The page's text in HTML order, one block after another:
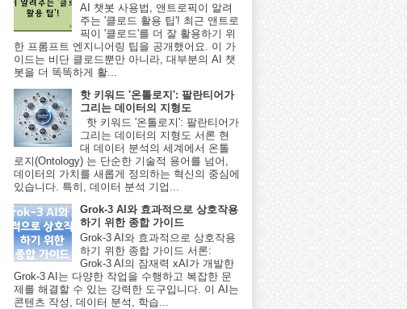
AI 챗봇 사용법, 앤트로픽이 알려
주는 '클로드 활용 팁'! 최근 앤트로
픽이 '클로드'를 더 잘 활용하기 위
한 프롬프트 엔지니어링 팁을 공개했어요. 이 가
이드는 비단 클로드뿐만 아니라, 대부분의 AI 챗
봇을 더 똑똑하게 활...
핫 키워드 '온톨로지': 팔란티어가
그리는 데이터의 지형도
핫 키워드 '온톨로지': 팔란티어가
그리는 데이터의 지형도 서론 현
대 데이터 분석의 세계에서 온톨
로지(Ontology) 는 단순한 기술적 용어를 넘어,
데이터의 가치를 새롭게 정의하는 혁신의 중심에
있습니다. 특히, 데이터 분석 기업...
Grok-3 AI와 효과적으로 상호작용
하기 위한 종합 가이드
Grok-3 AI와 효과적으로 상호작용
하기 위한 종합 가이드 서론:
Grok-3 AI의 잠재력 xAI가 개발한
Grok-3 AI는 다양한 작업을 수행하고 복잡한 문
제를 해결할 수 있는 강력한 도구입니다. 이 AI는
콘텐츠 작성, 데이터 분석, 학습...